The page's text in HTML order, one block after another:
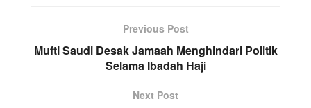
Previous Post
Mufti Saudi Desak Jamaah Menghindari Politik
Selama Ibadah Haji
Next Post